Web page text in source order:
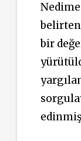
belirten
bir